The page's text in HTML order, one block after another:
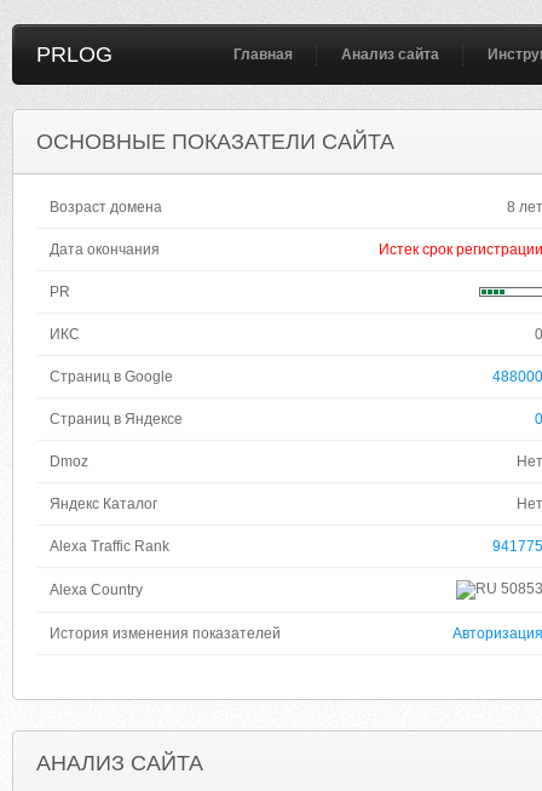
PRLOG Главная Анализ сайта
ОСНОВНЫЕ ПОКАЗАТЕЛИ САЙТА
Возраст домена 8 лет
Дата окончания Истек срок регистрации
PR
ИКС 0
Страниц в Google 488000
Страниц в Яндексе 0
Dmoz Нет
Яндекс Каталог Нет
Alexa Traffic Rank 941775
Alexa Country 50853
История изменения показателей Авторизация
АНАЛИЗ САЙТА